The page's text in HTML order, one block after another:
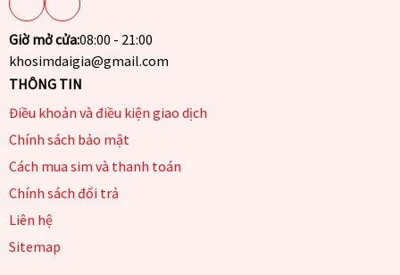
Giờ mở cửa:08:00 - 21:00
khosimdaigia@gmail.com
THÔNG TIN
Điều khoản và điều kiện giao dịch
Chính sách bảo mật
Cách mua sim và thanh toán
Chính sách đổi trả
Liên hệ
Sitemap